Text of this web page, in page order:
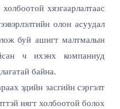
хязгаарлалтаас
олон асуудал
буй ашигт малтмалын
ч ихэнх компаниуд
байна.
эдийн засгийн сэргэлт
нягт холбоотой болох